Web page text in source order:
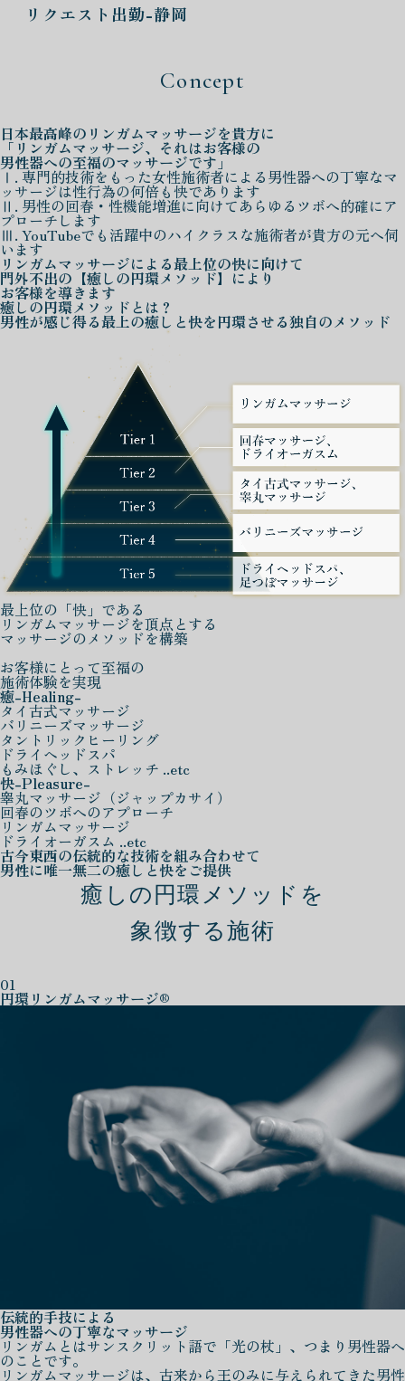
リクエスト出勤-静岡
Concept
日本最高峰の リンガムマッサージを貴方に
「リンガムマッサージ、それはお客様の
男性器への至福のマッサージです」
Ⅰ. 専門的技術をもった女性施術者による男性器への丁寧なマ
ッサージは性行為の何倍も快であります
Ⅱ. 男性の回春・性機能増進に向けてあらゆるツボへ的確にア
プローチします
Ⅲ. YouTubeでも活躍中のハイクラスな施術者が貴方の元へ伺
います
リンガムマッサージによる最上位の快に向けて
門外不出の 【癒しの円環メソッド】 により
お客様を導きます
癒しの円環メソッド とは？
男性が感じ得る最上の癒しと快を円環させる独自のメソッド
最上位の「快」である
リンガムマッサージを頂点とする
マッサージのメソッドを構築
お客様にとって至福の
施術体験を実現
癒-Healing-
タイ古式マッサージ
バリニーズマッサージ
タントリックヒーリング
ドライヘッドスパ
もみほぐし、ストレッチ ..etc
快-Pleasure-
睾丸マッサージ（ジャップカサイ）
回春のツボへのアプローチ
リンガムマッサージ
ドライオーガスム ..etc
古今東西の伝統的な技術を組み合わせて
男性に唯一無二の癒しと快をご提供
癒しの円環メソッドを
象徴する施術
01
円環リンガムマッサージ®
伝統的手技による
男性器への丁寧なマッサージ
リンガムとはサンスクリット語で「光の杖」、つまり男性器へ
のことです。
リンガムマッサージは、古来から王のみに与えられてきた男性